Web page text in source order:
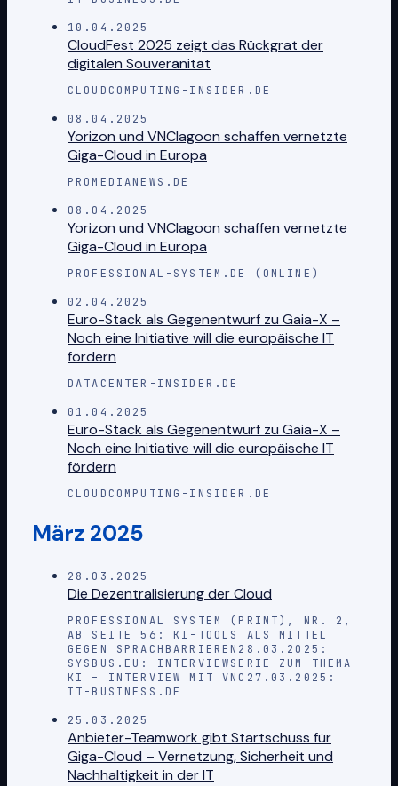
10.04.2025
CloudFest 2025 zeigt das Rückgrat der
digitalen Souveränität
CLOUDCOMPUTING-INSIDER.DE
08.04.2025
Yorizon und VNClagoon schaffen vernetzte
Giga-Cloud in Europa
PROMEDIANEWS.DE
08.04.2025
Yorizon und VNClagoon schaffen vernetzte
Giga-Cloud in Europa
PROFESSIONAL-SYSTEM.DE (ONLINE)
02.04.2025
Euro-Stack als Gegenentwurf zu Gaia-X –
Noch eine Initiative will die europäische IT
fördern
DATACENTER-INSIDER.DE
01.04.2025
Euro-Stack als Gegenentwurf zu Gaia-X –
Noch eine Initiative will die europäische IT
fördern
CLOUDCOMPUTING-INSIDER.DE
März 2025
28.03.2025
Die Dezentralisierung der Cloud
PROFESSIONAL SYSTEM (PRINT), NR. 2,
AB SEITE 56: KI-TOOLS ALS MITTEL
GEGEN SPRACHBARRIEREN28.03.2025:
SYSBUS.EU: INTERVIEWSERIE ZUM THEMA
KI – INTERVIEW MIT VNC27.03.2025:
IT-BUSINESS.DE
25.03.2025
Anbieter-Teamwork gibt Startschuss für
Giga-Cloud – Vernetzung, Sicherheit und
Nachhaltigkeit in der IT